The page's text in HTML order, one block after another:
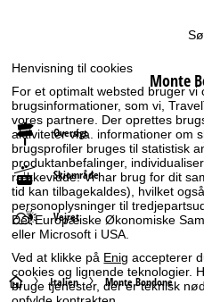
Henvisning til cookies
For et optimalt websted bruger vi
brugsinformationer, som vi,
vores partnere. Der oprettes
aktiviteter vha. informationer om
brugsprofiler bruges til statistisk
produktanbefalinger,
rækkevidde. Vi har brug for dit
tid kan tilbagekaldes), hvilket
personoplysninger til
Det Europæiske Økonomiske
eller Microsoft i USA.
Ved at klikke på Enig accepterer
cookies og lignende teknologier.
bruge tjenester, der er teknisk
Monte
Oversigt
Skiområde
Vejret
S Italien Monte Bondone